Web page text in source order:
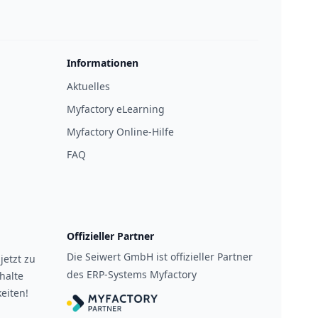
Informationen
Aktuelles
Myfactory eLearning
Myfactory Online-Hilfe
FAQ
zu
Offizieller Partner
Die Seiwert GmbH ist offizieller Partner
des ERP-Systems Myfactory